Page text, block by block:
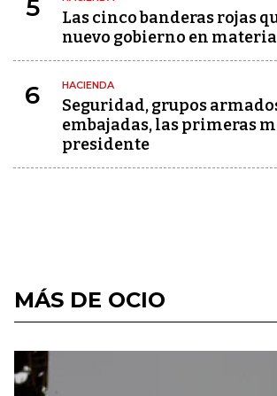
5
Las cinco banderas rojas
nuevo gobierno en
6 HACIENDA
Seguridad, grupos
embajadas, las primeras
presidente
MÁS DE OCIO